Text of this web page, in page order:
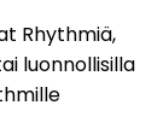
Rhythmiä,
luonnollisilla